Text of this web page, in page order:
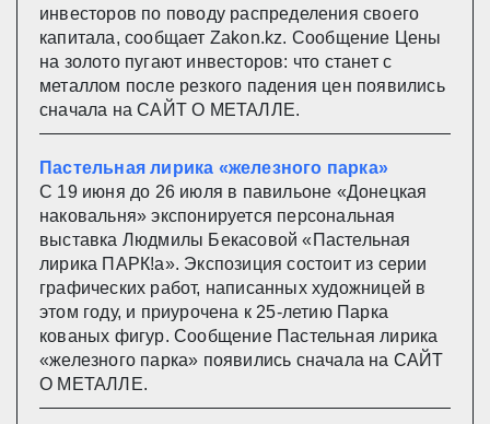
инвесторов по поводу распределения своего
капитала, сообщает Zakon.kz. Сообщение Цены
на золото пугают инвесторов: что станет с
металлом после резкого падения цен появились
сначала на САЙТ О МЕТАЛЛЕ.
Пастельная лирика «железного парка»
С 19 июня до 26 июля в павильоне «Донецкая
наковальня» экспонируется персональная
выставка Людмилы Бекасовой «Пастельная
лирика ПАРК!а». Экспозиция состоит из серии
графических работ, написанных художницей в
этом году, и приурочена к 25-летию Парка
кованых фигур. Сообщение Пастельная лирика
«железного парка» появились сначала на САЙТ
О МЕТАЛЛЕ.